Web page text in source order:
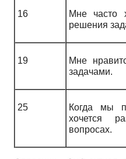
16
Мне часто
решения
19
Мне
задачами.
25
Когда мы
хочется
вопросах.